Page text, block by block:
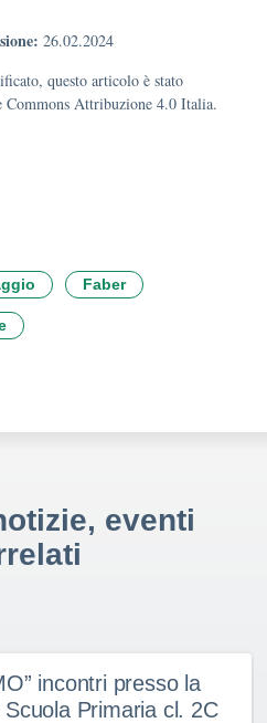
26.02.2024
questo articolo è stato
Commons Attribuzione 4.0 Italia.
Faber
eventi
incontri presso la
Primaria cl. 2C